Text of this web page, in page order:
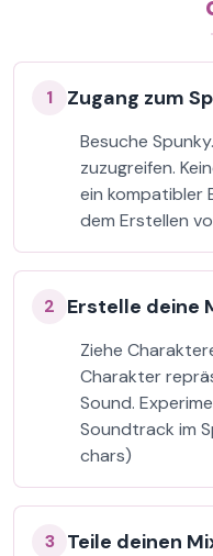
1 Zugang zum
Besuche
zuzugreifen.
ein kompatibler
dem Erstellen
2 Erstelle deine
Ziehe
Charakter
Sound.
Soundtrack im
chars)
3 Teile deinen